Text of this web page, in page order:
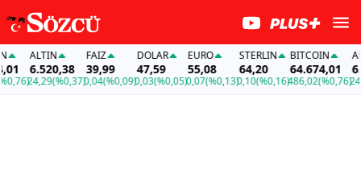
ALTIN
6.520,38
24,29(%0,37)
FAİZ
39,99
0,04(%0,09)
DOLAR
47,59
0,03(%0,05)
EURO
55,08
0,07(%0,13)
STERLIN
64,20
0,10(%0,16)
BITCOIN
64.674,01
486,02(%0,76)